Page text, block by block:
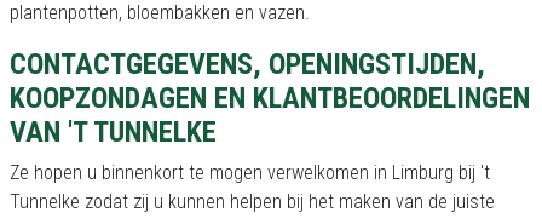
plantenpotten, bloembakken en vazen.
CONTACTGEGEVENS, OPENINGSTIJDEN,
KOOPZONDAGEN EN KLANTBEOORDELINGEN
VAN 'T TUNNELKE
Ze hopen u binnenkort te mogen verwelkomen in Limburg bij 't
Tunnelke zodat zij u kunnen helpen bij het maken van de juiste